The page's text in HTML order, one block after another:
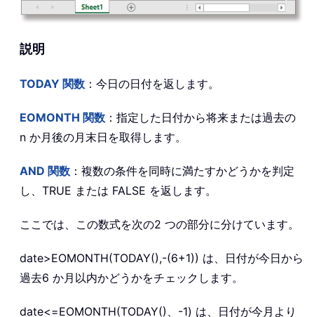
説明
TODAY 関数 ：今日の日付を返します。
EOMONTH 関数 ：指定した日付から将来または過去の
n か月後の月末日を取得します。
AND 関数 ：複数の条件を同時に満たすかどうかを判定
し、TRUE または FALSE を返します。
ここでは、この数式を次の2 つの部分に分けています。
date>EOMONTH(TODAY(),-(6+1)) は、日付が今日から
過去6 か月以内かどうかをチェックします。
date<=EOMONTH(TODAY()、-1) は、日付が今月より